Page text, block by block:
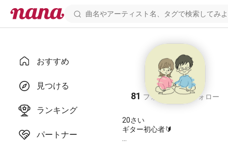
おすすめ
見つける
ランキング
パートナー
Ayaka
81 フォロワー 85 フォロー
20さい
ギター初心者🔰